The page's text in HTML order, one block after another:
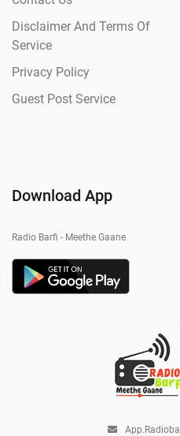
Disclaimer And Terms Of
Service
Privacy Policy
Guest Post Service
Download App
Radio Barfi - Meethe Gaane